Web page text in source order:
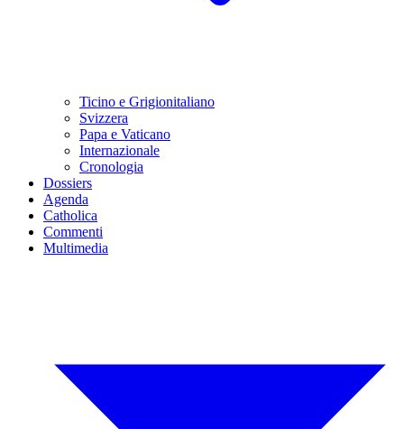
Ticino e Grigionitaliano
Svizzera
Papa e Vaticano
Internazionale
Cronologia
Dossiers
Agenda
Catholica
Commenti
Multimedia